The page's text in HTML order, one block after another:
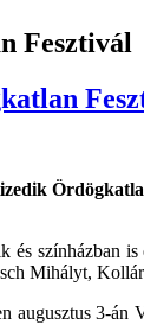
Fesztivál
és színházban
Mihályt,
augusztus 3-án